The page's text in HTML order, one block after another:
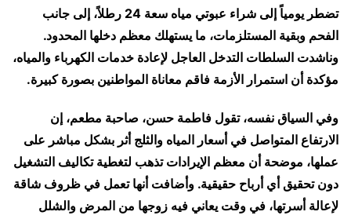
تضطر يومياً إلى شراء عبوتي مياه سعة 24 رطلاً، إلى جانب
الفحم وبقية المستلزمات، ما يستهلك معظم دخلها المحدود.
وناشدت السلطات التدخل العاجل لإعادة خدمات الكهرباء والمياه،
مؤكدة أن استمرار الأزمة فاقم معاناة المواطنين بصورة كبيرة.
وفي السياق نفسه، تقول فاطمة حسن، صاحبة مطعم، إن
الارتفاع المتواصل في أسعار المياه والثلج أثر بشكل مباشر على
عملها، موضحة أن معظم الإيرادات تذهب لتغطية تكاليف التشغيل
دون تحقيق أي أرباح حقيقية. وأضافت أنها تعمل في ظروف شاقة
لإعالة أسرتها، في وقت يعاني فيه زوجها من المرض والشلل